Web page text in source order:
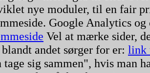
nye moduler, til en fair
Google Analytics
Vel at mærke sider,
andet sørger for er: link
sig sammen", hvis man